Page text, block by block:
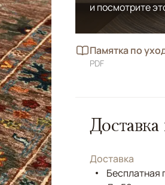
и посмотрите
Памятка по
PDF
Доставка
Бесплатная